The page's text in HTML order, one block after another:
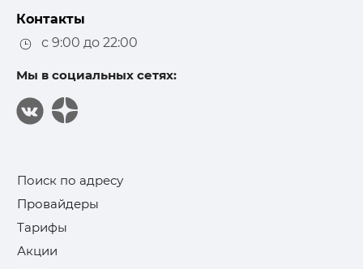
Контакты
с 9:00 до 22:00
Мы в социальных сетях:
Поиск по адресу
Провайдеры
Тарифы
Акции